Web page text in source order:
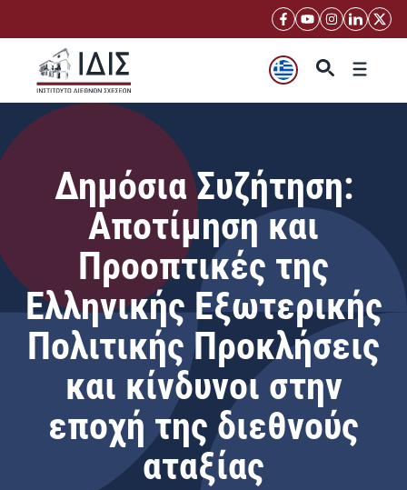
περιεχόμενο
Μενού
Δημόσια Συζήτηση:
Αποτίμηση και
Προοπτικές της
Ελληνικής Εξωτερικής
Πολιτικής Προκλήσεις
και κίνδυνοι στην
εποχή της διεθνούς
αταξίας